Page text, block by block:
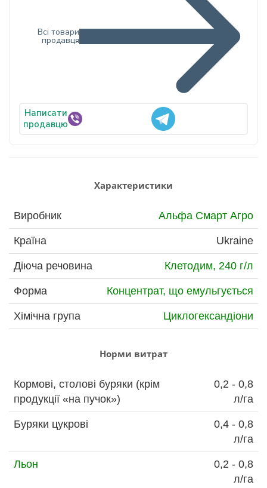
Написати
продавцю
Всі товари
продавця
Характеристики
Виробник Альфа Смарт Агро
Країна Ukraine
Діюча речовина Клетодим, 240 г/л
Форма Концентрат, що емульгується
Хімічна група Циклогександіони
Норми витрат
Кормові, столові буряки (крім
продукції «на пучок»)
0,2 - 0,8
л/га
Буряки цукрові
0,4 - 0,8
л/га
Льон
0,2 - 0,8
л/га